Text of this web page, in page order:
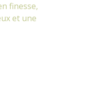
finesse,
et une